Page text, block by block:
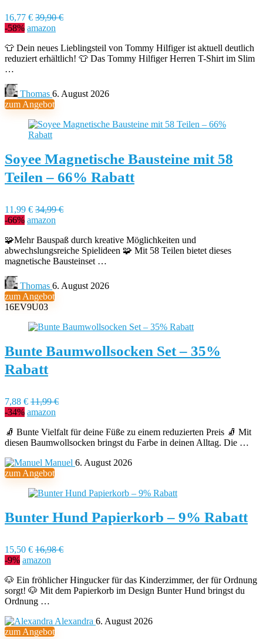
16,77 € 39,90 €
-58% amazon
👕 Dein neues Lieblingsteil von Tommy Hilfiger ist aktuell deutlich
reduziert erhältlich! 👕 Das Tommy Hilfiger Herren T-Shirt im Slim
…
Thomas 6. August 2026
zum Angebot
Soyee Magnetische Bausteine mit 58
Teilen – 66% Rabatt
11,99 € 34,99 €
-66% amazon
🧩Mehr Bauspaß durch kreative Möglichkeiten und
abwechslungsreiche Spielideen 🧩 Mit 58 Teilen bietet dieses
magnetische Bausteinset …
Thomas 6. August 2026
zum Angebot
16EV9U03
Bunte Baumwollsocken Set – 35%
Rabatt
7,88 € 11,99 €
-34% amazon
🧦 Bunte Vielfalt für deine Füße zu einem reduzierten Preis 🧦 Mit
diesen Baumwollsocken bringst du Farbe in deinen Alltag. Die …
Manuel 6. August 2026
zum Angebot
Bunter Hund Papierkorb – 9% Rabatt
15,50 € 16,98 €
-9% amazon
🐶 Ein fröhlicher Hingucker für das Kinderzimmer, der für Ordnung
sorgt! 🐶 Mit dem Papierkorb im Design Bunter Hund bringst du
Ordnung …
Alexandra 6. August 2026
zum Angebot